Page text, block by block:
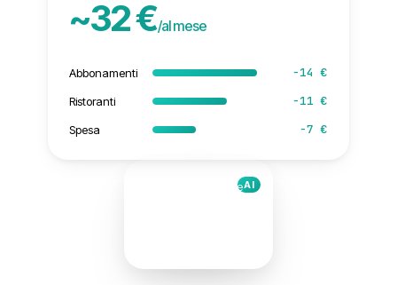
~32 €/al mese
Abbonamenti −14 €
Ristoranti −11 €
Spesa −7 €
AI
Posso risparmiare